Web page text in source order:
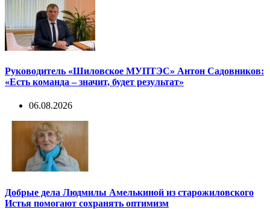
Руководитель «Шиловское МУПТЭС» Антон Садовников:
«Есть команда – значит, будет результат»
06.08.2026
Добрые дела Людмилы Амелькиной из старожиловского
Истья помогают сохранять оптимизм